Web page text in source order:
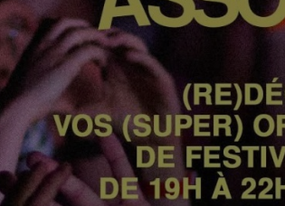
MUSICALE
9 ÉTOILES
RADIO SHOW
L'ÉMISSION